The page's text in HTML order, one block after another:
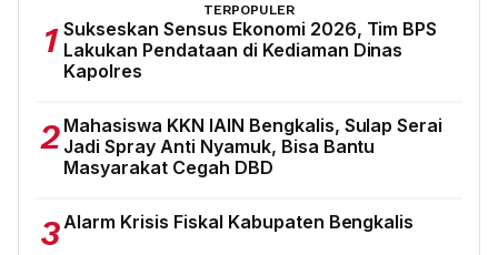
TERPOPULER
1 Sukseskan Sensus Ekonomi 2026, Tim BPS
Lakukan Pendataan di Kediaman Dinas
Kapolres
2 Mahasiswa KKN IAIN Bengkalis, Sulap Serai
Jadi Spray Anti Nyamuk, Bisa Bantu
Masyarakat Cegah DBD
3 Alarm Krisis Fiskal Kabupaten Bengkalis